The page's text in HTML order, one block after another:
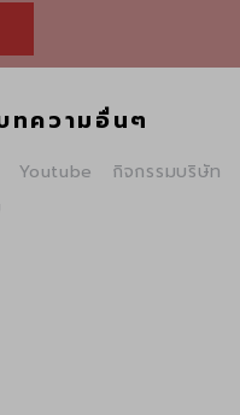
ทความอื่นๆ
Youtube
กิจกรรมบริษัท